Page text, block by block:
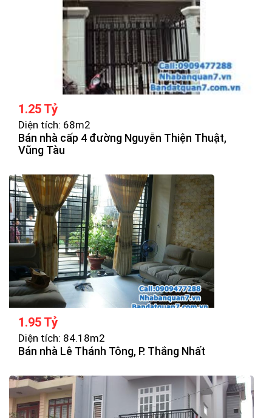
1.25 Tỷ
Diện tích: 68m2
Bán nhà cấp 4 đường Nguyễn Thiện Thuật,
Vũng Tàu
1.95 Tỷ
Diện tích: 84.18m2
Bán nhà Lê Thánh Tông, P. Thắng Nhất